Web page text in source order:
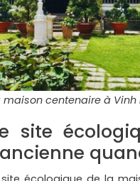
maison centenaire à Vinh
site